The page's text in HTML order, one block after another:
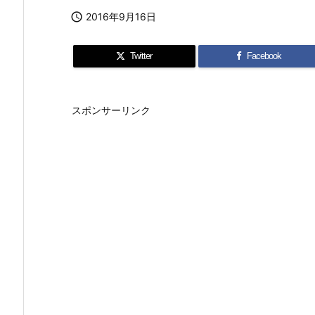
 2016年9月16日
Twitter Facebook
スポンサーリンク